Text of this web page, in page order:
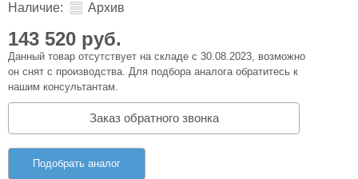
Наличие: Архив
143 520 руб.
Данный товар отсутствует на складе с 30.08.2023, возможно
он снят с производства. Для подбора аналога обратитесь к
нашим консультантам.
Заказ обратного звонка
Подобрать аналог